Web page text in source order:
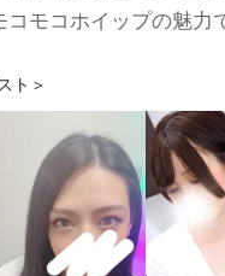
モコホイップの魅力
ト＞